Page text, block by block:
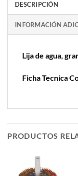
DESCRIPCIÓN
INFORMACIÓN
Lija de agua,
Ficha Tecnica
PRODUCTOS